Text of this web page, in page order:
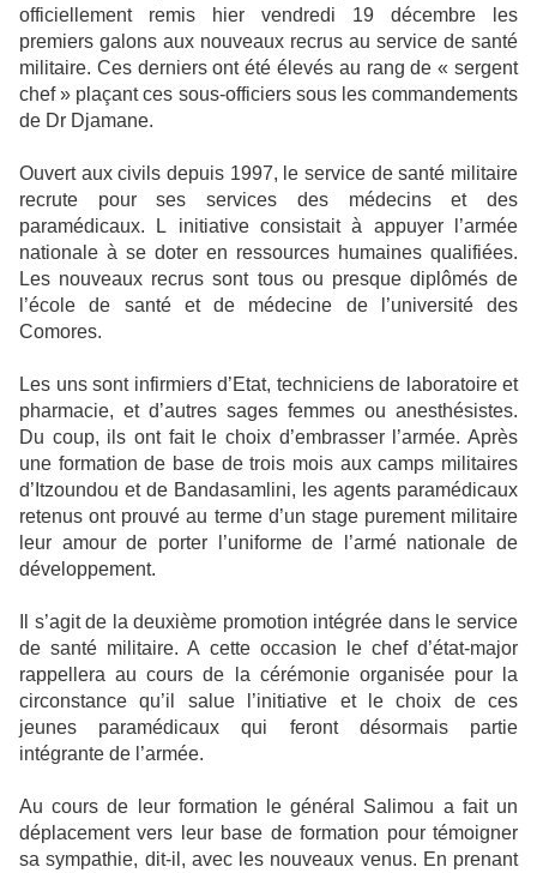
officiellement remis hier vendredi 19 décembre les
premiers galons aux nouveaux recrus au service de santé
militaire. Ces derniers ont été élevés au rang de « sergent
chef » plaçant ces sous-officiers sous les commandements
de Dr Djamane.
Ouvert aux civils depuis 1997, le service de santé militaire
recrute pour ses services des médecins et des
paramédicaux. L initiative consistait à appuyer l’armée
nationale à se doter en ressources humaines qualifiées.
Les nouveaux recrus sont tous ou presque diplômés de
l’école de santé et de médecine de l’université des
Comores.
Les uns sont infirmiers d’Etat, techniciens de laboratoire et
pharmacie, et d’autres sages femmes ou anesthésistes.
Du coup, ils ont fait le choix d’embrasser l’armée. Après
une formation de base de trois mois aux camps militaires
d’Itzoundou et de Bandasamlini, les agents paramédicaux
retenus ont prouvé au terme d’un stage purement militaire
leur amour de porter l’uniforme de l’armé nationale de
développement.
Il s’agit de la deuxième promotion intégrée dans le service
de santé militaire. A cette occasion le chef d’état-major
rappellera au cours de la cérémonie organisée pour la
circonstance qu’il salue l’initiative et le choix de ces
jeunes paramédicaux qui feront désormais partie
intégrante de l’armée.
Au cours de leur formation le général Salimou a fait un
déplacement vers leur base de formation pour témoigner
sa sympathie, dit-il, avec les nouveaux venus. En prenant